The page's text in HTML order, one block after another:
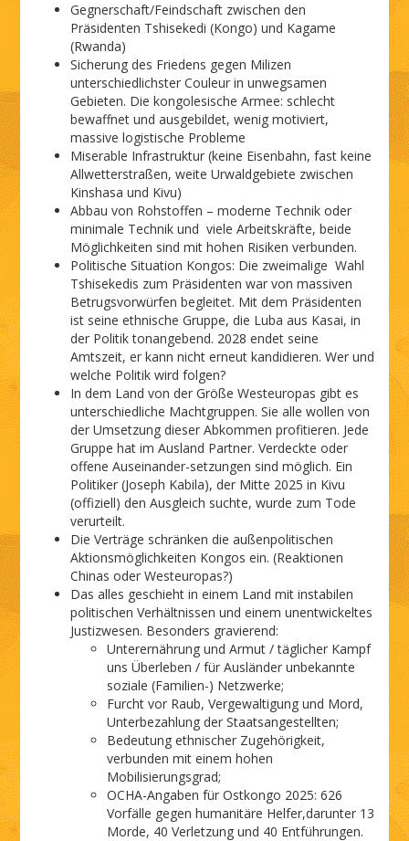
Gegnerschaft/Feindschaft zwischen den
Präsidenten Tshisekedi (Kongo) und Kagame
(Rwanda)
Sicherung des Friedens gegen Milizen
unterschiedlichster Couleur in unwegsamen
Gebieten. Die kongolesische Armee: schlecht
bewaffnet und ausgebildet, wenig motiviert,
massive logistische Probleme
Miserable Infrastruktur (keine Eisenbahn, fast keine
Allwetterstraßen, weite Urwaldgebiete zwischen
Kinshasa und Kivu)
Abbau von Rohstoffen – moderne Technik oder
minimale Technik und viele Arbeitskräfte, beide
Möglichkeiten sind mit hohen Risiken verbunden.
Politische Situation Kongos: Die zweimalige Wahl
Tshisekedis zum Präsidenten war von massiven
Betrugsvorwürfen begleitet. Mit dem Präsidenten
ist seine ethnische Gruppe, die Luba aus Kasai, in
der Politik tonangebend. 2028 endet seine
Amtszeit, er kann nicht erneut kandidieren. Wer und
welche Politik wird folgen?
In dem Land von der Größe Westeuropas gibt es
unterschiedliche Machtgruppen. Sie alle wollen von
der Umsetzung dieser Abkommen profitieren. Jede
Gruppe hat im Ausland Partner. Verdeckte oder
offene Auseinander-setzungen sind möglich. Ein
Politiker (Joseph Kabila), der Mitte 2025 in Kivu
(offiziell) den Ausgleich suchte, wurde zum Tode
verurteilt.
Die Verträge schränken die außenpolitischen
Aktionsmöglichkeiten Kongos ein. (Reaktionen
Chinas oder Westeuropas?)
Das alles geschieht in einem Land mit instabilen
politischen Verhältnissen und einem unentwickeltes
Justizwesen. Besonders gravierend:
Unterernährung und Armut / täglicher Kampf
uns Überleben / für Ausländer unbekannte
soziale (Familien-) Netzwerke;
Furcht vor Raub, Vergewaltigung und Mord,
Unterbezahlung der Staats­angestellten;
Bedeutung ethnischer Zugehörigkeit,
verbunden mit einem hohen
Mobilisierungsgrad;
OCHA-Angaben für Ostkongo 2025: 626
Vorfälle gegen humanitäre Helfer,darunter 13
Morde, 40 Verletzung und 40 Entführungen.